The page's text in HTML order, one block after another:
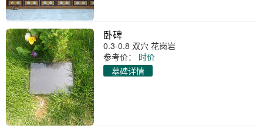
卧碑
0.3-0.8 双穴 花岗岩
参考价：
时价
墓碑详情